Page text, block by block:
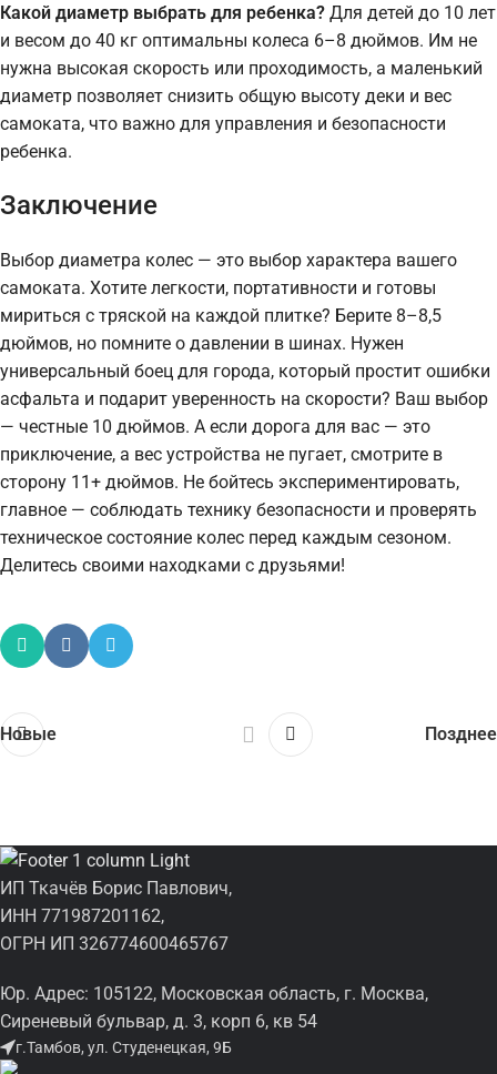
Какой диаметр выбрать для ребенка? Для детей до 10 лет
и весом до 40 кг оптимальны колеса 6–8 дюймов. Им не
нужна высокая скорость или проходимость, а маленький
диаметр позволяет снизить общую высоту деки и вес
самоката, что важно для управления и безопасности
ребенка.
Заключение
Выбор диаметра колес — это выбор характера вашего
самоката. Хотите легкости, портативности и готовы
мириться с тряской на каждой плитке? Берите 8–8,5
дюймов, но помните о давлении в шинах. Нужен
универсальный боец для города, который простит ошибки
асфальта и подарит уверенность на скорости? Ваш выбор
— честные 10 дюймов. А если дорога для вас — это
приключение, а вес устройства не пугает, смотрите в
сторону 11+ дюймов. Не бойтесь экспериментировать,
главное — соблюдать технику безопасности и проверять
техническое состояние колес перед каждым сезоном.
Делитесь своими находками с друзьями!
Новые Позднее
ИП Ткачёв Борис Павлович,
ИНН 771987201162,
ОГРН ИП 326774600465767
Юр. Адрес: 105122, Московская область, г. Москва,
Сиреневый бульвар, д. 3, корп 6, кв 54
г.Тамбов, ул. Студенецкая, 9Б